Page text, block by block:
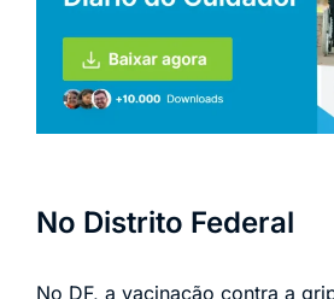
No Distrito Federal
No DF, a vacinação contra a